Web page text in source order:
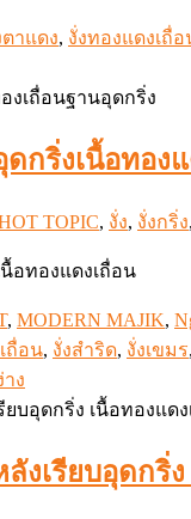
ตาแดง, งั่งทองแดงเถื่อ
กริ่งเนื้อทอง
TOPIC, งั่ง, งั่งกริ่ง,
อทองแดงเถื่อน
, MODERN MAJIK,
ถื่อน, งั่งสำริด, งั่งเขมร,
ง
งเรียบอุดกริ่